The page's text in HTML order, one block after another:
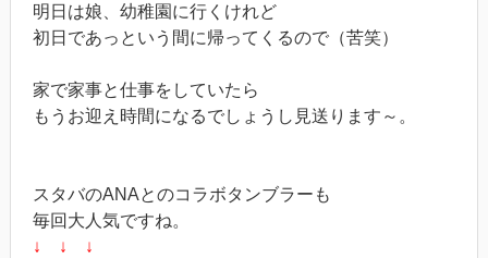
明日は娘、幼稚園に行くけれど
初日であっという間に帰ってくるので（苦笑）
家で家事と仕事をしていたら
もうお迎え時間になるでしょうし見送ります～。
スタバのANAとのコラボタンブラーも
毎回大人気ですね。
↓ ↓ ↓